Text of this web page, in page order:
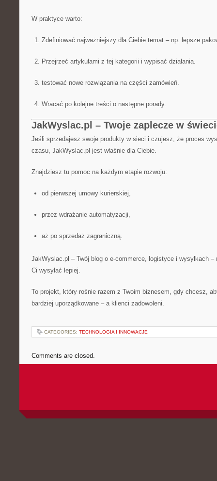
W praktyce warto:
Zdefiniować najważniejszy dla Ciebie temat – np. lepsze
Przejrzeć artykułami z tej kategorii i wypisać działania.
testować nowe rozwiązania na części zamówień.
Wracać po kolejne treści o następne porady.
JakWyslac.pl – Twoje zaplecze w
Jeśli sprzedajesz swoje produkty w sieci i czujesz, że proces
czasu, JakWyslac.pl jest właśnie dla Ciebie.
Znajdziesz tu pomoc na każdym etapie rozwoju:
od pierwszej umowy kurierskiej,
przez wdrażanie automatyzacji,
aż po sprzedaż zagraniczną.
JakWyslac.pl – Twój blog o e-commerce, logistyce i wysyłkach –
Ci wysyłać lepiej.
To projekt, który rośnie razem z Twoim biznesem, gdy chcesz,
bardziej uporządkowane – a klienci zadowoleni.
CATEGORIES: TECHNOLOGIA I INNOWACJE
Comments are closed.